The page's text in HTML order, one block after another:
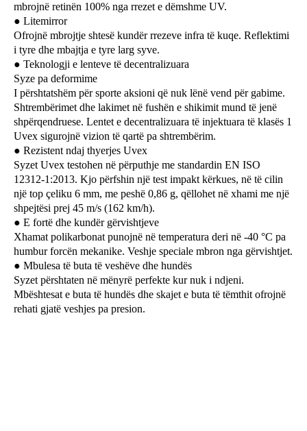
mbrojnë retinën 100% nga rrezet e dëmshme UV.
● Litemirror
Ofrojnë mbrojtje shtesë kundër rrezeve infra të kuqe. Reflektimi
i tyre dhe mbajtja e tyre larg syve.
● Teknologji e lenteve të decentralizuara
Syze pa deformime
I përshtatshëm për sporte aksioni që nuk lënë vend për gabime.
Shtrembërimet dhe lakimet në fushën e shikimit mund të jenë
shpërqendruese. Lentet e decentralizuara të injektuara të klasës 1
Uvex sigurojnë vizion të qartë pa shtrembërim.
● Rezistent ndaj thyerjes Uvex
Syzet Uvex testohen në përputhje me standardin EN ISO
12312-1:2013. Kjo përfshin një test impakt kërkues, në të cilin
një top çeliku 6 mm, me peshë 0,86 g, qëllohet në xhami me një
shpejtësi prej 45 m/s (162 km/h).
● E fortë dhe kundër gërvishtjeve
Xhamat polikarbonat punojnë në temperatura deri në -40 °C pa
humbur forcën mekanike. Veshje speciale mbron nga gërvishtjet.
● Mbulesa të buta të veshëve dhe hundës
Syzet përshtaten në mënyrë perfekte kur nuk i ndjeni.
Mbështesat e buta të hundës dhe skajet e buta të tëmthit ofrojnë
rehati gjatë veshjes pa presion.